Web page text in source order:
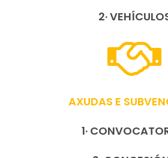
2·
AXUDAS E
1·